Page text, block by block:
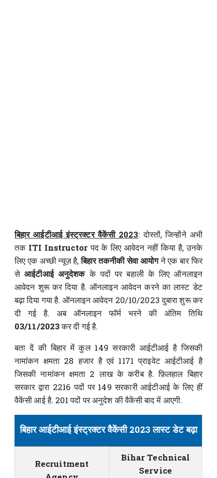
बिहार आईटीआई इंस्ट्रक्टर वैकेंसी 2023: दोस्तों, जिन्होंने अभी
तक ITI Instructorपद के लिए आवेदन नहीं किया है, उनके
लिए एक अच्छी न्यूज़ है,बिहार तकनीकी सेवा आयोगने एक बार फिर
सेआईटीआई अनुदेशकके पदों पर बहाली के लिए ऑनलाइन
आवेदन शुरू कर दिया है. ऑनलाइन आवेदन करने का लास्ट डेट
बढ़ा दिया गया है. ऑनलाइन आवेदन 20/10/2023 दुबारा शुरू कर
दी गई है. अब ऑनलाइन फॉर्म भरने की अंतिम तिथि
03/11/2023कर दी गई है.
बता दें की बिहार में कुल 149 सरकारी आईटीआई है जिसकी
नामांकन क्षमता 28 हजार है एवं 1171 प्राइवेट आईटीआई है
जिसकी नामांकन क्षमता 2 लाख के करीब है. फ़िलहाल बिहार
सरकार द्वारा 2216 पदों पर 149 सरकारी आईटीआई के लिए हीं
वैकेंसी आई है. 201 पदों पर अनुदेश की वैकेंसी बाद में आएगी.
बिहार आईटीआई इंस्ट्रक्टर वैकेंसी 2023 लास्ट डेट बढ़ा
Recruitment
Bihar Technical
Service